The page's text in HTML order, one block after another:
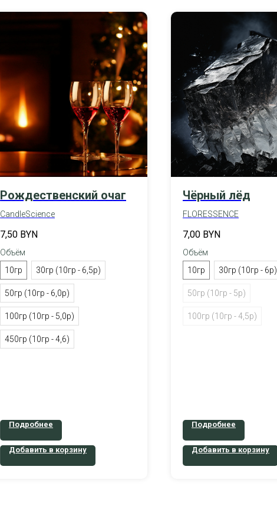
Рождественский очаг
CandleScience
7,50 BYN
Объём
10гр
30гр (10гр - 6,5р)
50гр (10гр - 6,0р)
100гр (10гр - 5,0р)
450гр (10гр - 4,6)
Подробнее
Добавить в корзину
Чёрный лёд
FLORESSENCE
7,00 BYN
Объём
10гр
30гр (10гр - 6р)
50гр (10гр - 5р)
100гр (10гр - 4,5р)
Подробнее
Добавить в корзину